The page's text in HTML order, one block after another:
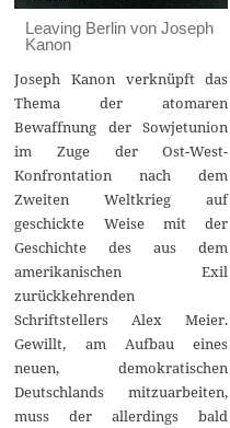
Leaving Berlin von Joseph
Kanon
Joseph Kanon verknüpft das
Thema der atomaren
Bewaffnung der Sowjetunion
im Zuge der Ost-West-
Konfrontation nach dem
Zweiten Weltkrieg auf
geschickte Weise mit der
Geschichte des aus dem
amerikanischen Exil
zurückkehrenden
Schriftstellers Alex Meier.
Gewillt, am Aufbau eines
neuen, demokratischen
Deutschlands mitzuarbeiten,
muss der allerdings bald